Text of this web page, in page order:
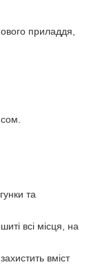
приладдя,
та
всі місця, на
вміст